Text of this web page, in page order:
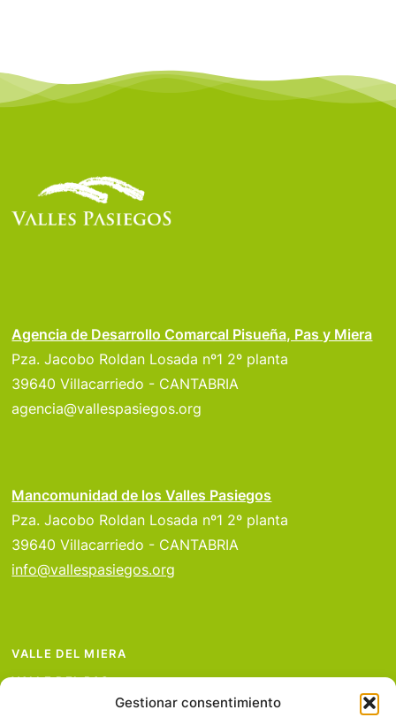
Gestionar consentimiento
Agencia de Desarrollo Comarcal Pisueña, Pas y Miera
Pza. Jacobo Roldan Losada nº1 2º planta
39640 Villacarriedo - CANTABRIA
agencia@vallespasiegos.org
Mancomunidad de los Valles Pasiegos
Pza. Jacobo Roldan Losada nº1 2º planta
39640 Villacarriedo - CANTABRIA
info@vallespasiegos.org
VALLE DEL MIERA
VALLE DEL PAS
VALLE DEL PISUEÑA